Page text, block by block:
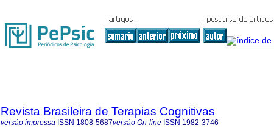
Revista Brasileira de Terapias Cognitivas
versão impressa ISSN 1808-5687versão On-line ISSN 1982-3746